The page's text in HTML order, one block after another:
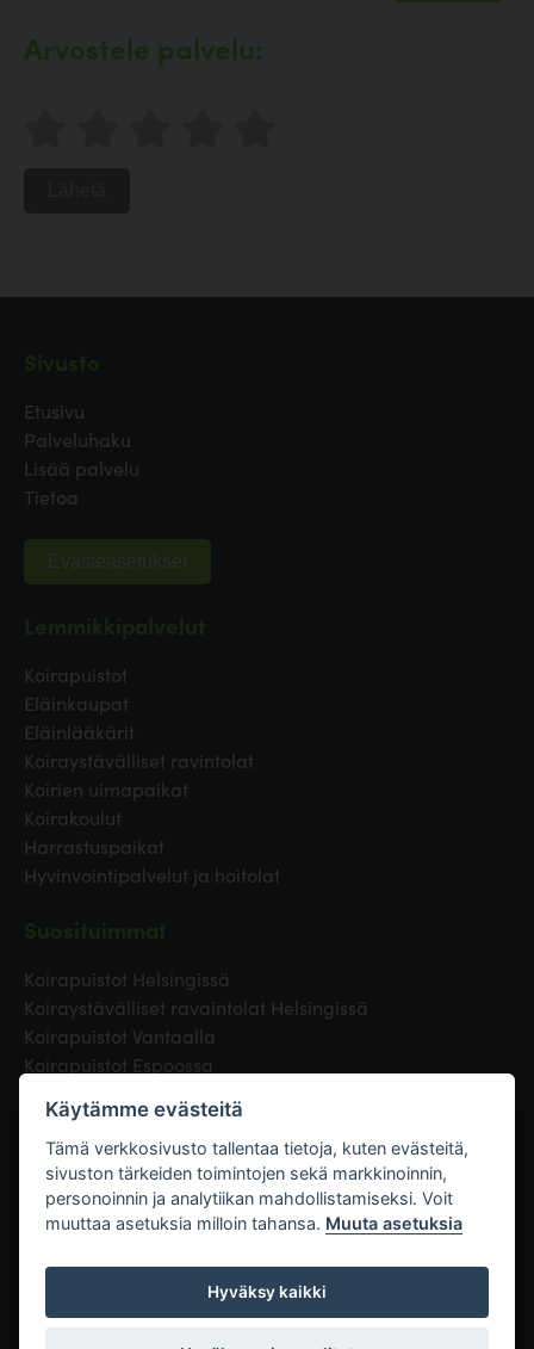
Arvostele palvelu:
Etusivu
Palveluhaku
Lisää palvelu
Tietoa
Evästeasetukset
Koirapuistot
Eläinkaupat
Eläinlääkärit
Koiraystävälliset ravintolat
Koirien uimapaikat
Koirakoulut
Harrastuspaikat
Hyvinvointipalvelut ja hoitolat
Koirapuistot Helsingissä
Koiraystävälliset ravaintolat Helsingissä
Koirapuistot Vantaalla
Koirapuistot Espoossa
Eläinlääkäri Helsingissä
Koirapuistot Tampereella
Linkit
Käytämme evästeitä
Tämä verkkosivusto tallentaa tietoja, kuten evästeitä,
sivuston tärkeiden toimintojen sekä markkinoinnin,
personoinnin ja analytiikan mahdollistamiseksi. Voit
muuttaa asetuksia milloin tahansa. Muuta asetuksia
Hyväksy kaikki